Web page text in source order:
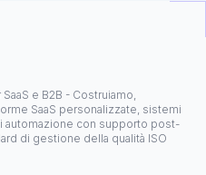
e B2B - Costruiamo,
SaaS personalizzate, sistemi
automazione con supporto post-
di gestione della qualità ISO